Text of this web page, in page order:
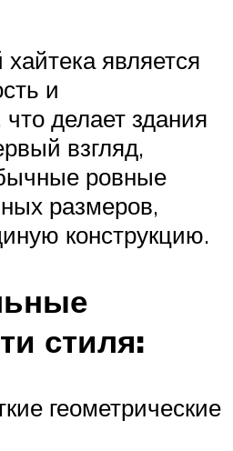
является
и
делает здания
взгляд,
ровные
размеров,
конструкцию.
стиля:
геометрические